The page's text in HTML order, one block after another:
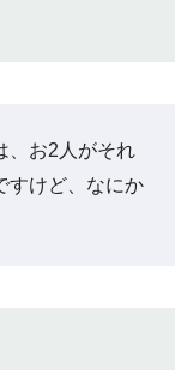
、お2人がそれ
すけど、なにか